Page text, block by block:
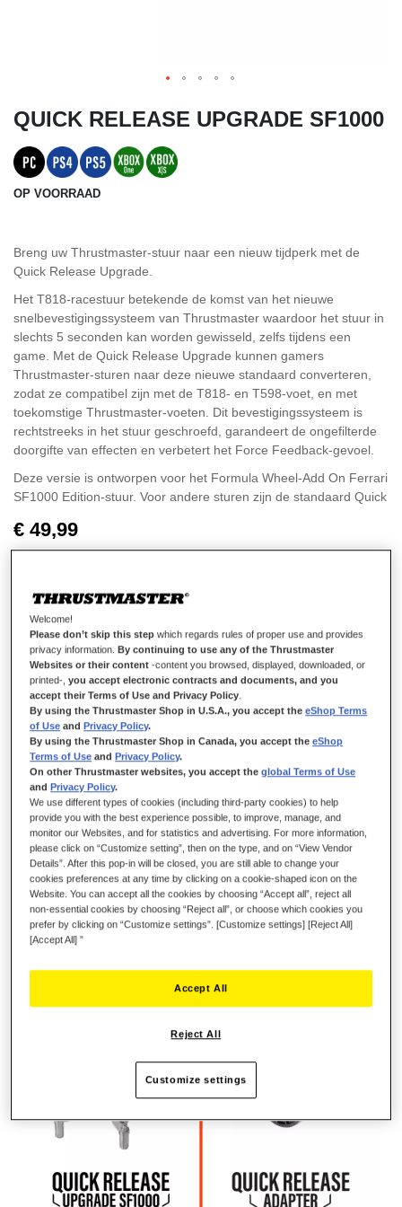
QUICK RELEASE UPGRADE SF1000
OP VOORRAAD
Breng uw Thrustmaster-stuur naar een nieuw tijdperk met de
Quick Release Upgrade.
Het T818-racestuur betekende de komst van het nieuwe
snelbevestigingssysteem van Thrustmaster waardoor het stuur in
slechts 5 seconden kan worden gewisseld, zelfs tijdens een
game. Met de Quick Release Upgrade kunnen gamers
Thrustmaster-sturen naar deze nieuwe standaard converteren,
zodat ze compatibel zijn met de T818- en T598-voet, en met
toekomstige Thrustmaster-voeten. Dit bevestigingssysteem is
rechtstreeks in het stuur geschroefd, garandeert de ongefilterde
doorgifte van effecten en verbetert het Force Feedback-gevoel.
Deze versie is ontworpen voor het Formula Wheel-Add On Ferrari
SF1000 Edition-stuur. Voor andere sturen zijn de standaard Quick
€ 49,99
IN WINKELWAGEN
Verlanglijst
Schrijf de eerste review over dit product
Details
BETREED HET NIEUWE TIJDPERK MET
DE QUICK RELEASE UPGRADE SF1000
Converteer uw Thrustmaster-stuur naar de nieuwe Direct Drive
quick release-standaard, zodat deze compatibel is met de
T818- en de T598-racestuurvoeten.
Welcome!
Please don’t skip this step which regards rules of proper use and provides
privacy information.By continuing to use any of the Thrustmaster
Websites or their content -content you browsed, displayed, downloaded, or
printed-,you accept electronic contracts and documents, and you
accept their Terms of Use and Privacy Policy
By using the Thrustmaster Shop in U.S.A., you accept theeShop Terms
of Use andPrivacy Policy.
By using the Thrustmaster Shop in Canada, you accept theeShop
Terms of Use andPrivacy Policy.
On other Thrustmaster websites, you accept theglobal Terms of Use
andPrivacy Policy.
We use different types of cookies (including third-party cookies) to help
provide you with the best experience possible, to improve, manage, and
monitor our Websites, and for statistics and advertising. For more information,
please click on “Customize setting”, then on the type, and on “View Vendor
Details”. After this pop-in will be closed, you are still able to change your
cookies preferences at any time by clicking on a cookie-shaped icon on the
Website. You can accept all the cookies by choosing “Accept all”, reject all
non-essential cookies by choosing “Reject all”, or choose which cookies you
prefer by clicking on “Customize settings”. [Customize settings] [Reject All]
[Accept All] ”
Reject All
Accept All
Customize settings